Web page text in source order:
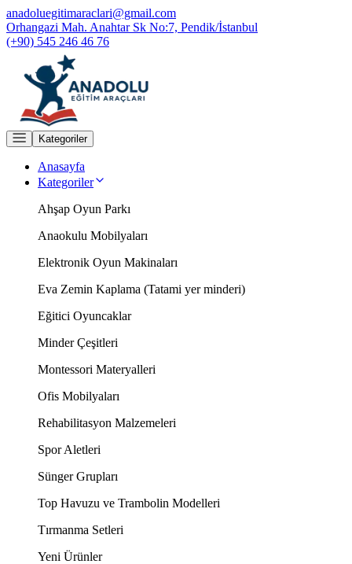
anadoluegitimaraclari@gmail.com
Orhangazi Mah. Anahtar Sk No:7, Pendik/İstanbul
(+90) 545 246 46 76
Kategoriler
Anasayfa
Kategoriler
Ahşap Oyun Parkı
Anaokulu Mobilyaları
Elektronik Oyun Makinaları
Eva Zemin Kaplama (Tatami yer minderi)
Eğitici Oyuncaklar
Minder Çeşitleri
Montessori Materyalleri
Ofis Mobilyaları
Rehabilitasyon Malzemeleri
Spor Aletleri
Sünger Grupları
Top Havuzu ve Trambolin Modelleri
Tırmanma Setleri
Yeni Ürünler